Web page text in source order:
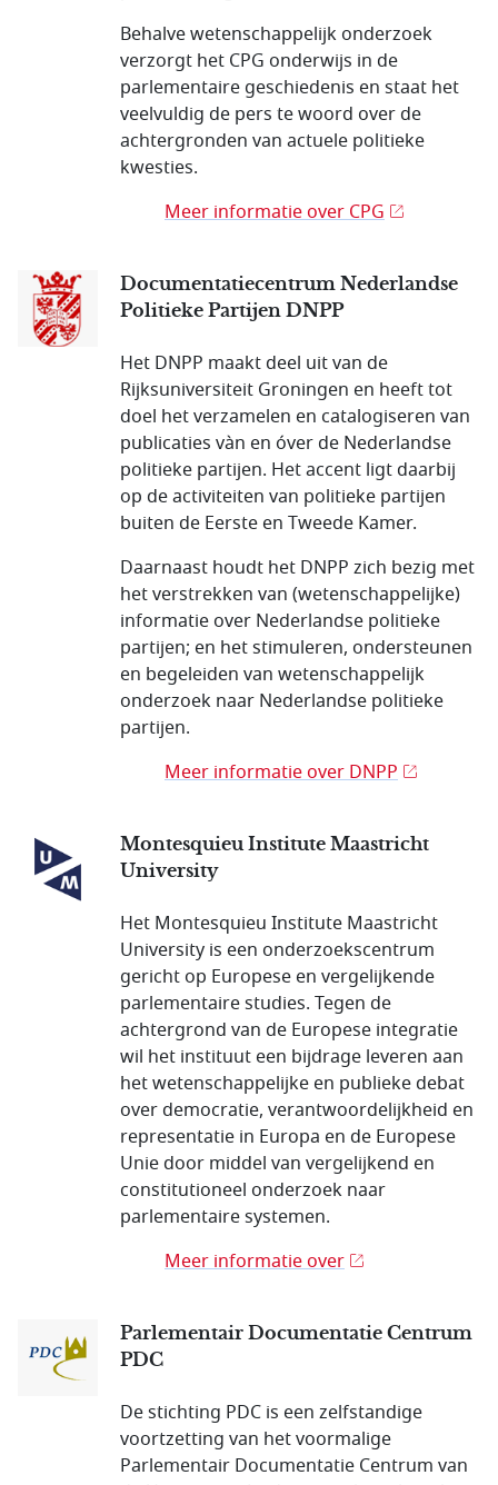
Behalve wetenschappelijk onderzoek
verzorgt het CPG onderwijs in de
parlementaire geschiedenis en staat het
veelvuldig de pers te woord over de
achtergronden van actuele politieke
kwesties.
Meer informatie over CPG
Documentatiecentrum Nederlandse
Politieke Partijen DNPP
Het DNPP maakt deel uit van de
Rijksuniversiteit Groningen en heeft tot
doel het verzamelen en catalogiseren van
publicaties vàn en óver de Nederlandse
politieke partijen. Het accent ligt daarbij
op de activiteiten van politieke partijen
buiten de Eerste en Tweede Kamer.
Daarnaast houdt het DNPP zich bezig met
het verstrekken van (wetenschappelijke)
informatie over Nederlandse politieke
partijen; en het stimuleren, ondersteunen
en begeleiden van wetenschappelijk
onderzoek naar Nederlandse politieke
partijen.
Meer informatie over DNPP
Montesquieu Institute Maastricht
University
Het Montesquieu Institute Maastricht
University is een onderzoekscentrum
gericht op Europese en vergelijkende
parlementaire studies. Tegen de
achtergrond van de Europese integratie
wil het instituut een bijdrage leveren aan
het wetenschappelijke en publieke debat
over democratie, verantwoordelijkheid en
representatie in Europa en de Europese
Unie door middel van vergelijkend en
constitutioneel onderzoek naar
parlementaire systemen.
Meer informatie over
Parlementair Documentatie Centrum
PDC
De stichting PDC is een zelfstandige
voortzetting van het voormalige
Parlementair Documentatie Centrum van